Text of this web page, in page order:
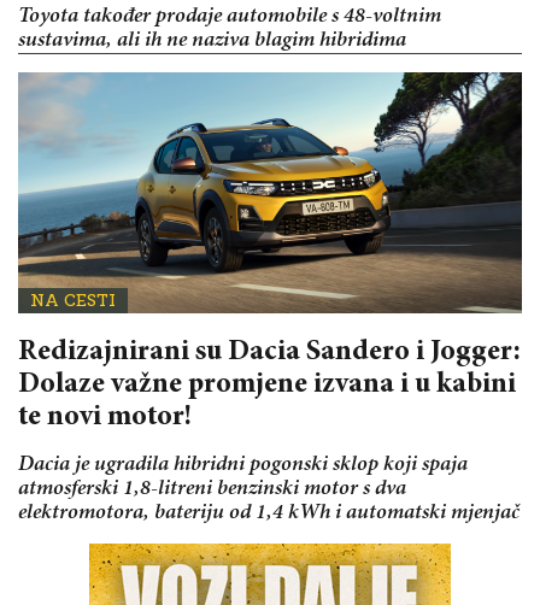
Toyota također prodaje automobile s 48-voltnim
sustavima, ali ih ne naziva blagim hibridima
NA CESTI
Redizajnirani su Dacia Sandero i Jogger:
Dolaze važne promjene izvana i u kabini
te novi motor!
Dacia je ugradila hibridni pogonski sklop koji spaja
atmosferski 1,8-litreni benzinski motor s dva
elektromotora, bateriju od 1,4 kWh i automatski mjenjač